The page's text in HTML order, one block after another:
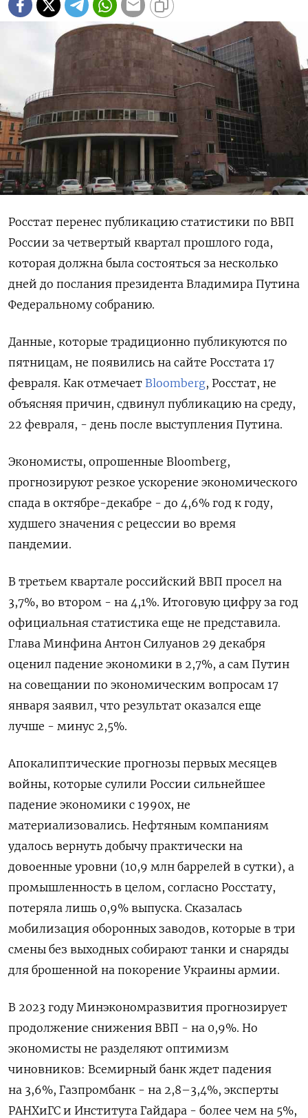
Росстат перенес публикацию статистики по ВВП
России за четвертый квартал прошлого года,
которая должна была состояться за несколько
дней до послания президента Владимира Путина
Федеральному собранию.
Данные, которые традиционно публикуются по
пятницам, не появились на сайте Росстата 17
февраля. Как отмечает Bloomberg, Росстат, не
объясняя причин, сдвинул публикацию на среду,
22 февраля, - день после выступления Путина.
Экономисты, опрошенные Bloomberg,
прогнозируют резкое ускорение экономического
спада в октябре-декабре - до 4,6% год к году,
худшего значения с рецессии во время
пандемии.
В третьем квартале российский ВВП просел на
3,7%, во втором - на 4,1%. Итоговую цифру за год
официальная статистика еще не представила.
Глава Минфина Антон Силуанов 29 декабря
оценил падение экономики в 2,7%, а сам Путин
на совещании по экономическим вопросам 17
января заявил, что результат оказался еще
лучше - минус 2,5%.
Апокалиптические прогнозы первых месяцев
войны, которые сулили России сильнейшее
падение экономики с 1990х, не
материализовались. Нефтяным компаниям
удалось вернуть добычу практически на
довоенные уровни (10,9 млн баррелей в сутки), а
промышленность в целом, согласно Росстату,
потеряла лишь 0,9% выпуска. Сказалась
мобилизация оборонных заводов, которые в три
смены без выходных собирают танки и снаряды
для брошенной на покорение Украины армии.
В 2023 году Минэкономразвития прогнозирует
продолжение снижения ВВП - на 0,9%. Но
экономисты не разделяют оптимизм
чиновников: Всемирный банк ждет падения
на 3,6%, Газпромбанк - на 2,8–3,4%, эксперты
РАНХиГС и Института Гайдара - более чем на 5%,